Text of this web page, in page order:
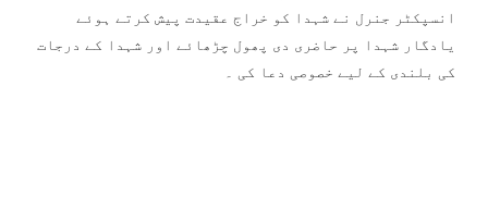
انسپکٹر جنرل نے شہدا کو خراج عقیدت پیش کرتے ہوئے
یادگار شہدا پر حاضری دی پھول چڑھائے اور شہدا کے درجات
کی بلندی کے لیے خصوصی دعا کی ۔